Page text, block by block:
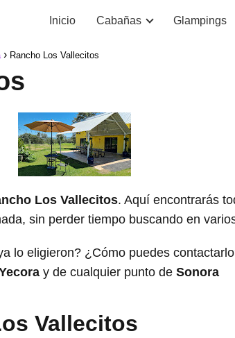
Inicio Cabañas Glampings
Rancho Los Vallecitos
Los Vallecitos. Aquí encontrarás
sin perder tiempo buscando en
lo eligieron? ¿Cómo puedes
y de cualquier punto de Sonora
Vallecitos